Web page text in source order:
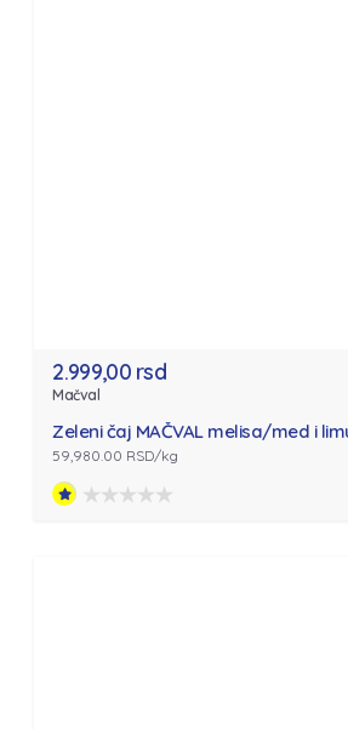
2.999,00 rsd
Mačval
Zeleni čaj MAČVAL melisa/med i
59,980.00 RSD/kg